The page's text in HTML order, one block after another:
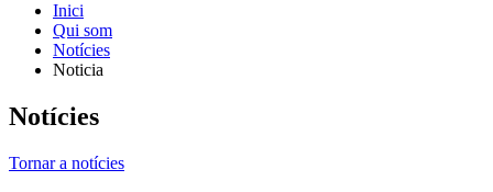
Inici
Qui som
Notícies
Noticia
Notícies
Tornar a notícies